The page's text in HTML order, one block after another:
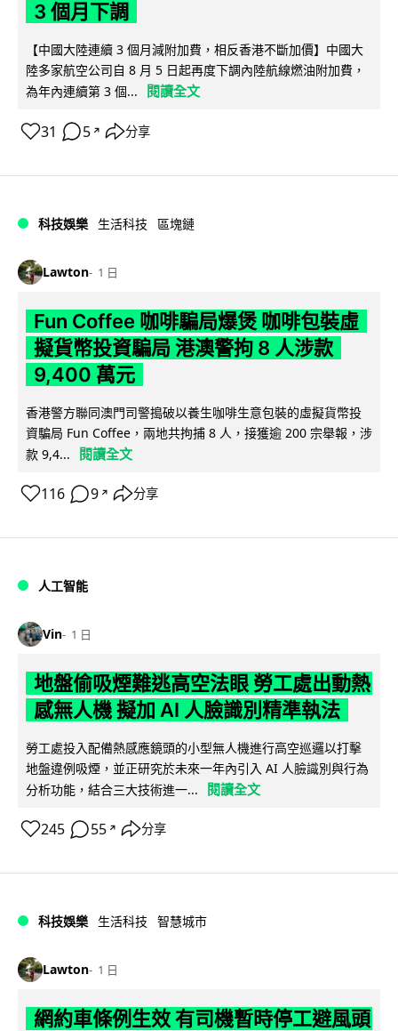
3 個月下調
【中國大陸連續 3 個月減附加費，相反香港不斷加價】中國大
陸多家航空公司自 8 月 5 日起再度下調內陸航線燃油附加費，
為年內連續第 3 個...
閱讀全文
31 5 ↗ 分享
科技娛樂 生活科技 區塊鏈
Lawton 1 日
Fun Coffee 咖啡騙局爆煲 咖啡包裝虛
擬貨幣投資騙局 港澳警拘 8 人涉款
9,400 萬元
香港警方聯同澳門司警搗破以養生咖啡生意包裝的虛擬貨幣投
資騙局 Fun Coffee，兩地共拘捕 8 人，接獲逾 200 宗舉報，涉
款 9,4...
閱讀全文
116 9 ↗ 分享
人工智能
Vin 1 日
地盤偷吸煙難逃高空法眼 勞工處出動熱
感無人機 擬加 AI 人臉識別精準執法
勞工處投入配備熱感應鏡頭的小型無人機進行高空巡邏以打擊
地盤違例吸煙，並正研究於未來一年內引入 AI 人臉識別與行為
分析功能，結合三大技術進一...
閱讀全文
245 55 ↗ 分享
科技娛樂 生活科技 智慧城市
Lawton 1 日
網約車條例生效 有司機暫時停工避風頭